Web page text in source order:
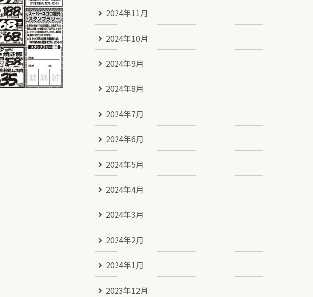
2024年11月
2024年10月
2024年9月
2024年8月
2024年7月
2024年6月
2024年5月
2024年4月
2024年3月
2024年2月
2024年1月
2023年12月